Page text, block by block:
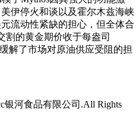
伊停火和谈以及霍尔木兹海峡
流动性紧缺的担心，但全体合
割的黄金期价收于每盎司
解了市场对原油供应受阻的担
银河食品有限公司.All Rights